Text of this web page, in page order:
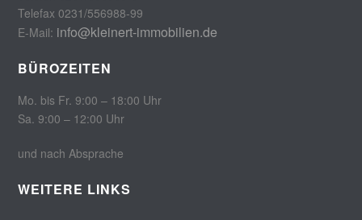
Telefax 0231/556988-99
E-Mail: info@kleinert-immobilien.de
BÜROZEITEN
Mo. bis Fr. 9:00 – 18:00 Uhr
Sa. 9:00 – 12:00 Uhr
und nach Absprache
WEITERE LINKS